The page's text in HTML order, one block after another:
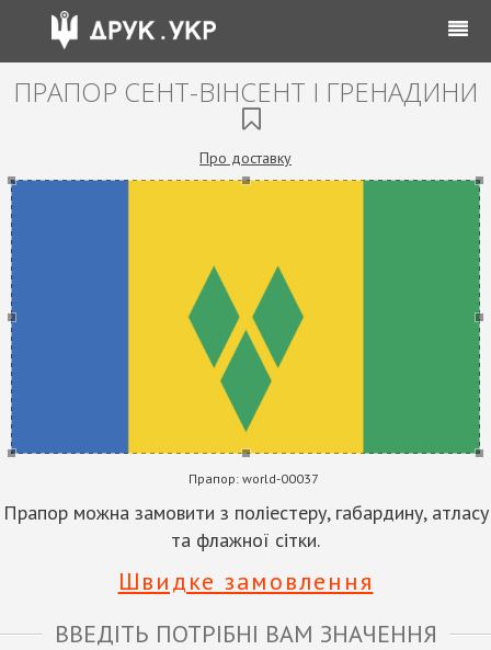
ПРАПОР СЕНТ-ВІНСЕНТ І ГРЕНАДИНИ
Про доставку
Прапор: world-00037
Прапор можна замовити з поліестеру, габардину, атласу
та флажної сітки.
Швидке замовлення
ВВЕДІТЬ ПОТРІБНІ ВАМ ЗНАЧЕННЯ